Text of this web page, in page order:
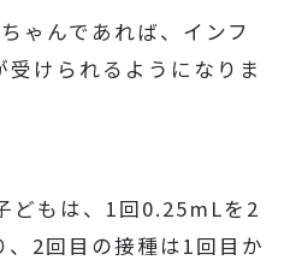
ゃんであれば、インフ
けられるようになりま
どもは、1回0.25mLを2
2回目の接種は1回目か